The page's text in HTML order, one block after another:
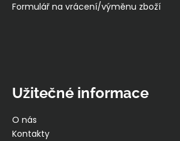
Formulář na vrácení/výměnu zboží
Užitečné informace
O nás
Kontakty